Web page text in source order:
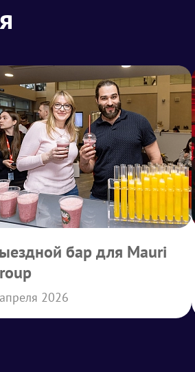
бар для Mauri
2026